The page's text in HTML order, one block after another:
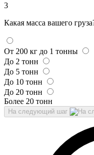
3
Какая масса вашего
От 200 кг до 1 тонны
До 2 тонн
До 5 тонн
До 10 тонн
До 20 тонн
Более 20 тонн
На следующий шаг